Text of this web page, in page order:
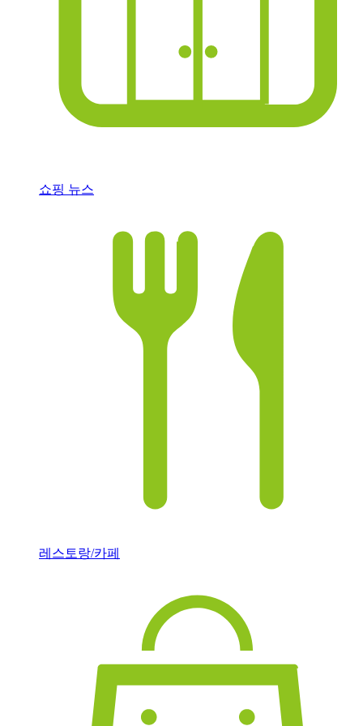
쇼핑 뉴스
레스토랑/카페